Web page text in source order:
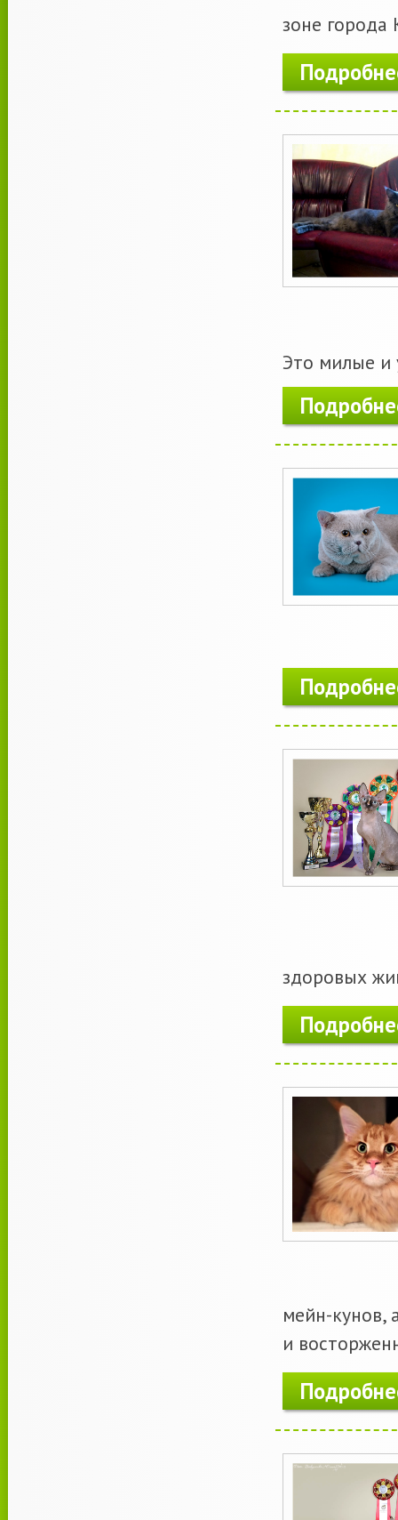
зоне города
Это милые и
здоровых
мейн-кунов,
и